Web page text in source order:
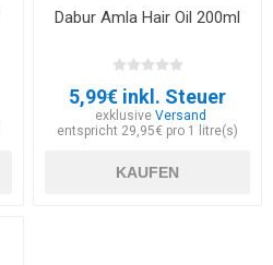
Dabur Amla Hair Oil 200ml
5,99€ inkl. Steuer
exklusive Versand
entspricht 29,95€ pro 1 litre(s)
KAUFEN